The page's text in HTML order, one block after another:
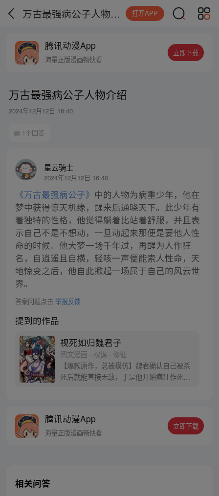
万古最强病公子人物介绍 打开APP
腾讯动漫App
海量正版漫画畅快看
立即下载
万古最强病公子人物介绍
2024年12月12日 16:40
1个回答
星云骑士
2024年12月12日 16:40
《万古最强病公子》 中的人物为病重少年，他在
梦中获得惊天机缘，醒来后通晓天下。此少年有
着独特的性格，他觉得躺着比站着舒服，并且表
示自己不是不想动，一旦动起来那便是要他人性
命的时候。他大梦一场千年过，再醒为人作狂
名，自逍遥且自横，轻咳一声便能索人性命，天
地惊变之后，他自此掀起一场属于自己的风云世
界。
答案问题点击 举报反馈
提到的作品
视死如归魏君子
阅文漫画 · 权谋 · 修仙
【爆款原作，总被模仿】魏君确认自己被杀
死后就能直接无敌，于是他开始疯狂作死。
他一世周全。 他替天煞孤星女神捕撑腰，神
捕表示这辈子只能以身相许。魏君：别闹！
腾讯动漫App
海量正版漫画畅快看
立即下载
相关问答